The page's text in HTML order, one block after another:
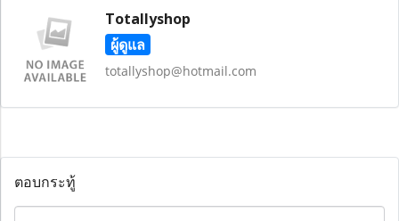
Totallyshop
ผู้ดูแล
totallyshop@hotmail.com
ตอบกระทู้